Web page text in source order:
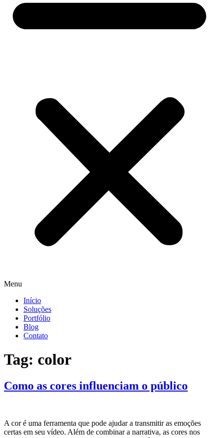
Menu
Início
Soluções
Portfólio
Blog
Contato
Tag: color
Como as cores influenciam o público
A cor é uma ferramenta que pode ajudar a transmitir as emoções
certas em seu vídeo. Além de combinar a narrativa, as cores nos